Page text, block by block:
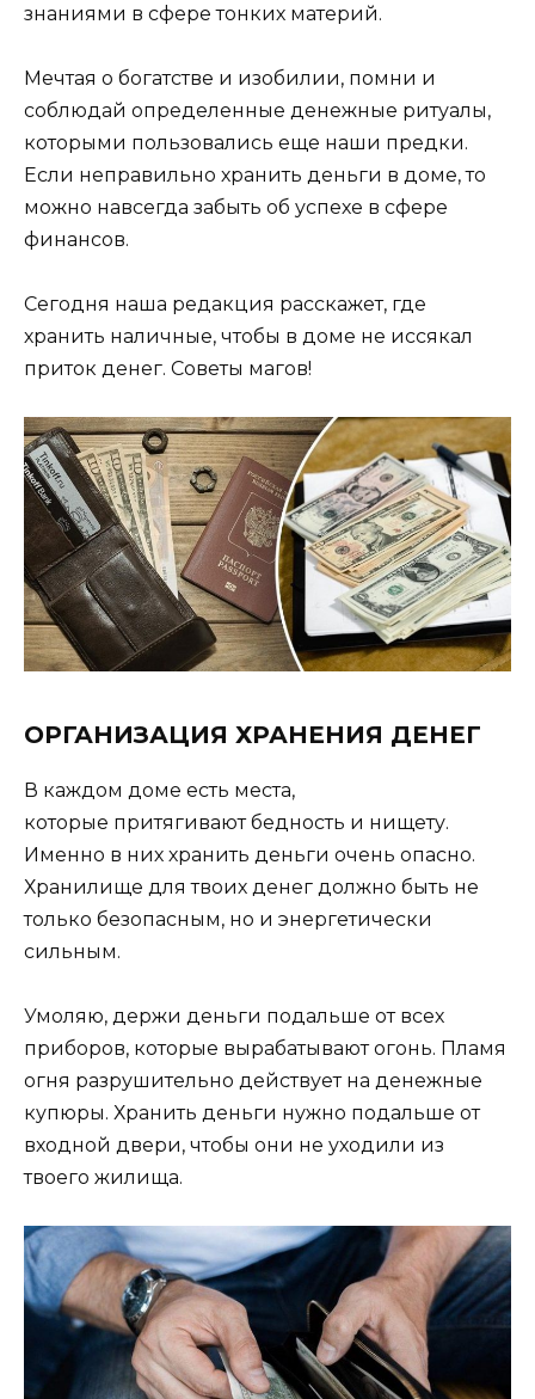
знаниями в сфере тонких материй.
Мечтая о богатстве и изобилии, помни и
соблюдай определенные денежные ритуалы,
которыми пользовались еще наши предки.
Если неправильно хранить деньги в доме, то
можно навсегда забыть об успехе в сфере
финансов.
Сегодня наша редакция расскажет, где
хранить наличные, чтобы в доме не иссякал
приток денег. Советы магов!
ОРГАНИЗАЦИЯ ХРАНЕНИЯ ДЕНЕГ
В каждом доме есть места,
которые притягивают бедность и нищету.
Именно в них хранить деньги очень опасно.
Хранилище для твоих денег должно быть не
только безопасным, но и энергетически
сильным.
Умоляю, держи деньги подальше от всех
приборов, которые вырабатывают огонь. Пламя
огня разрушительно действует на денежные
купюры. Хранить деньги нужно подальше от
входной двери, чтобы они не уходили из
твоего жилища.